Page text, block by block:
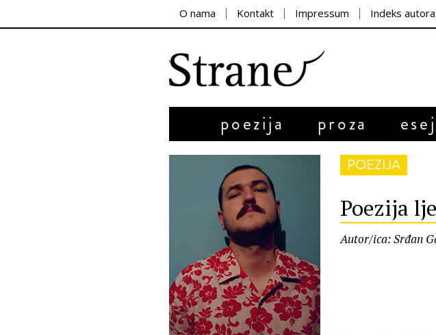
O nama Kontakt Impressum Indeks autora
poezija proza
POEZIJA
Poezija
Autor/ica: Srđan